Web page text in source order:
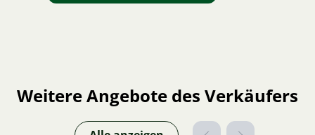
Weitere Angebote des Verkäufers